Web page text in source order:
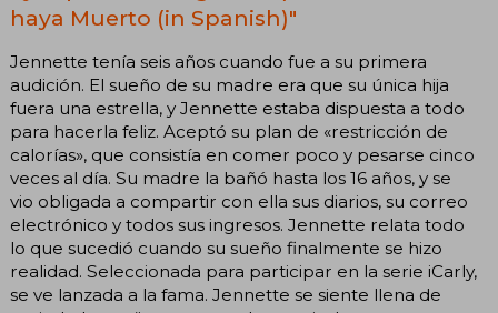
haya Muerto (in Spanish)"
Jennette tenía seis años cuando fue a su primera
audición. El sueño de su madre era que su única hija
fuera una estrella, y Jennette estaba dispuesta a todo
para hacerla feliz. Aceptó su plan de «restricción de
calorías», que consistía en comer poco y pesarse cinco
veces al día. Su madre la bañó hasta los 16 años, y se
vio obligada a compartir con ella sus diarios, su correo
electrónico y todos sus ingresos. Jennette relata todo
lo que sucedió cuando su sueño finalmente se hizo
realidad. Seleccionada para participar en la serie iCarly,
se ve lanzada a la fama. Jennette se siente llena de